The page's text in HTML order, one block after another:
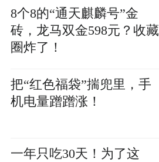
8个8的“通天麒麟号”金
砖，龙马双金598元？收藏
圈炸了！
把“红色福袋”揣兜里，手
机电量蹭蹭涨！
一年只吃30天！为了这